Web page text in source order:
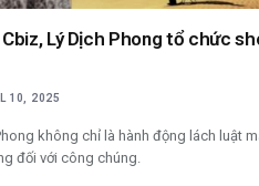
Lý Dịch Phong tổ chức
10, 2025
không chỉ là hành động lách luật
đối với công chúng.